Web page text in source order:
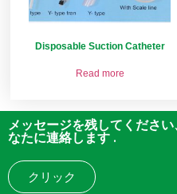
Disposable Suction Catheter
Read more
メッセージを残してくださ
なたに連絡します .
クリック